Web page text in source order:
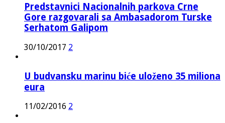
Predstavnici Nacionalnih parkova Crne
Gore razgovarali sa Ambasadorom Turske
Serhatom Galipom
30/10/2017 2
U budvansku marinu biće uloženo 35 miliona
eura
11/02/2016 2